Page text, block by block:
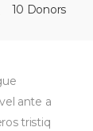
10 Donors
ante a
tristiq